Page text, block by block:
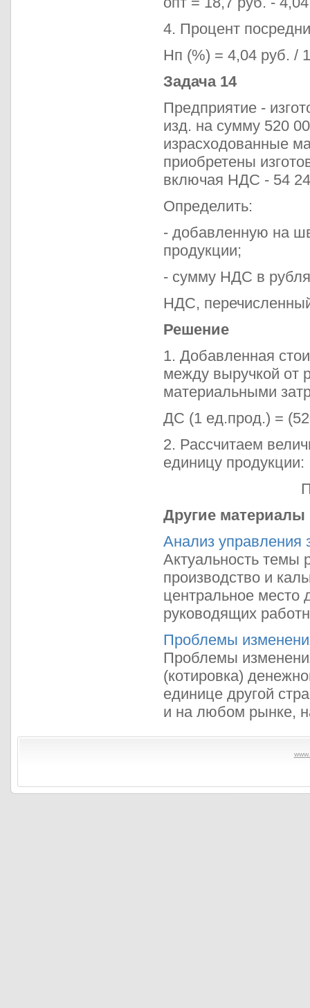
4. Процент
Нп (%) = 4,04 руб. /
Задача 14
Предприятие -
изд. на сумму 520
израсходованные
приобретены
включая НДС - 54
Определить:
- добавленную на
продукции;
- сумму НДС в
НДС,
Решение
1. Добавленная
между выручкой от
материальными
ДС (1 ед.прод.) =
2. Рассчитаем
единицу продукции:
Другие материалы
Анализ
Актуальность темы
производство и
центральное место
руководящих
Проблемы
Проблемы
(котировка)
единице другой
и на любом рынке,